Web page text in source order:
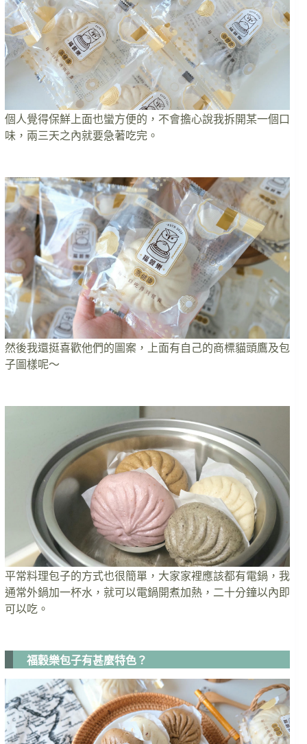
個人覺得保鮮上面也蠻方便的，不會擔心說我拆開某一個口
味，兩三天之內就要急著吃完。
然後我還挺喜歡他們的圖案，上面有自己的商標貓頭鷹及包
子圖樣呢～
平常料理包子的方式也很簡單，大家家裡應該都有電鍋，我
通常外鍋加一杯水，就可以電鍋開煮加熱，二十分鐘以內即
可以吃。
福穀樂包子有甚麼特色？